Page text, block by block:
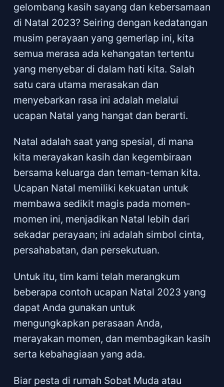
gelombang kasih sayang dan kebersamaan
di Natal 2023? Seiring dengan kedatangan
musim perayaan yang gemerlap ini, kita
semua merasa ada kehangatan tertentu
yang menyebar di dalam hati kita. Salah
satu cara utama merasakan dan
menyebarkan rasa ini adalah melalui
ucapan Natal yang hangat dan berarti.
Natal adalah saat yang spesial, di mana
kita merayakan kasih dan kegembiraan
bersama keluarga dan teman-teman kita.
Ucapan Natal memiliki kekuatan untuk
membawa sedikit magis pada momen-
momen ini, menjadikan Natal lebih dari
sekadar perayaan; ini adalah simbol cinta,
persahabatan, dan persekutuan.
Untuk itu, tim kami telah merangkum
beberapa contoh ucapan Natal 2023 yang
dapat Anda gunakan untuk
mengungkapkan perasaan Anda,
merayakan momen, dan membagikan kasih
serta kebahagiaan yang ada.
Biar pesta di rumah Sobat Muda atau